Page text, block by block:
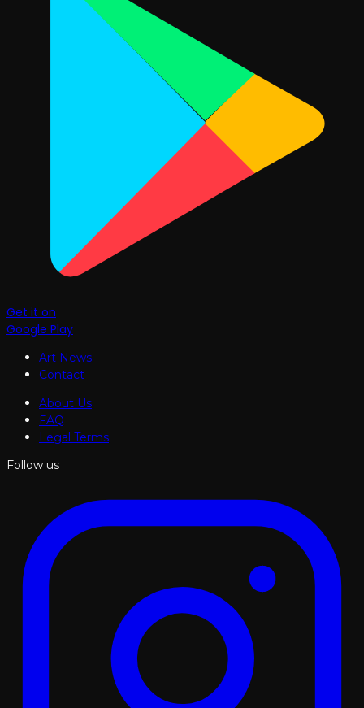
Get it on
Google Play
Art News
Contact
About Us
FAQ
Legal Terms
Follow us